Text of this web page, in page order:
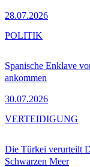
28.07.2026
Spanische Enklave
ankommen
30.07.2026
POLITIK
Die Türkei verurteilt
Schwarzen Meer
VERTEIDIGUNG